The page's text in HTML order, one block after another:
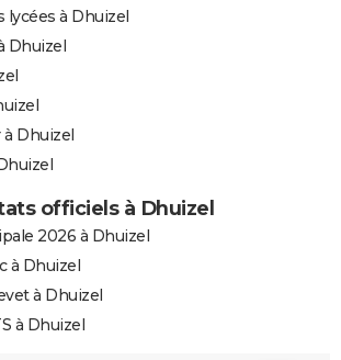
lycées à Dhuizel
Dhuizel
Dhuizel
officiels à Dhuizel
2026 à Dhuizel
à Dhuizel
à Dhuizel
à Dhuizel